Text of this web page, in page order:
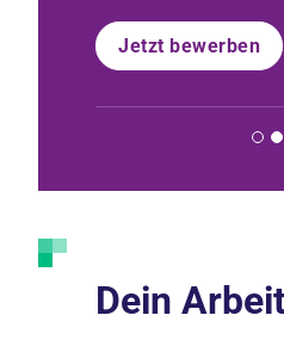
Jetzt bewerben
Dein